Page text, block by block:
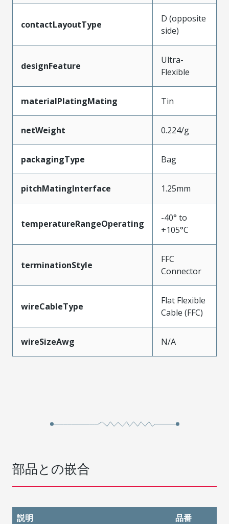
contactLayoutType
D (opposite
side)
designFeature
Ultra-
Flexible
materialPlatingMating Tin
netWeight 0.224/g
packagingType Bag
pitchMatingInterface 1.25mm
temperatureRangeOperating
-40° to
+105°C
terminationStyle
FFC
Connector
wireCableType
Flat Flexible
Cable (FFC)
wireSizeAwg N/A
部品との嵌合
説明
品番